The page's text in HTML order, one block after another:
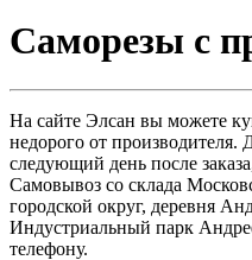
Саморезы с
На сайте Элсан вы можете
недорого от производителя.
следующий день после
Самовывоз со склада
городской округ, деревня
Индустриальный парк
телефону.